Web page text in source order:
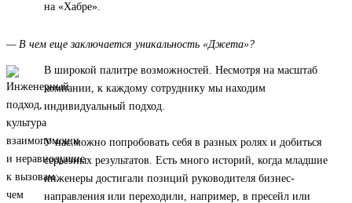
на «Хабре».
— В чем еще заключается уникальность «Джета»?
В широкой палитре возможностей. Несмотря на масштаб
компании, к каждому сотруднику мы находим
индивидуальный подход.
У нас можно попробовать себя в разных ролях и добиться
серьезных результатов. Есть много историй, когда младшие
инженеры достигали позиций руководителя бизнес-
направления или переходили, например, в пресейл или